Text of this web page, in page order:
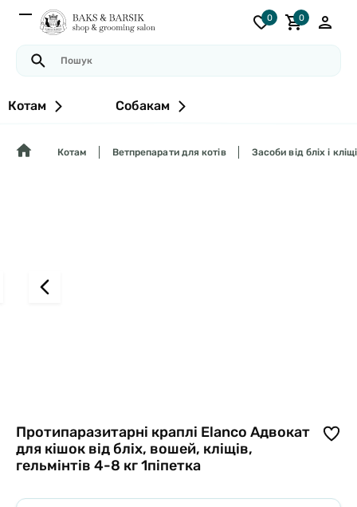
0 0
Котам Собакам
Котам Ветпрепарати для котів Засоби від бліх і
Протипаразитарні краплі Elanco Адвокат
для кішок від бліх, вошей, кліщів,
гельмінтів 4-8 кг 1піпетка